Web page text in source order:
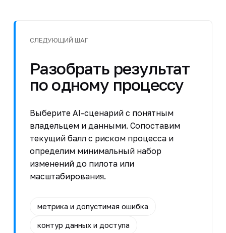
СЛЕДУЮЩИЙ ШАГ
Разобрать результат
по одному процессу
Выберите AI-сценарий с понятным
владельцем и данными. Сопоставим
текущий балл с риском процесса и
определим минимальный набор
изменений до пилота или
масштабирования.
метрика и допустимая ошибка
контур данных и доступа